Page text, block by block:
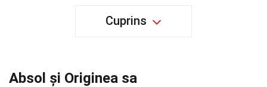
Cuprins
Absol și Originea sa